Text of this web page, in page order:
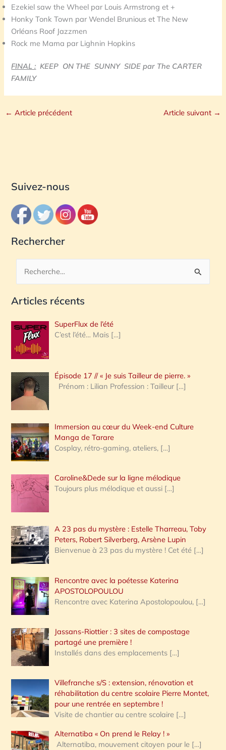
Ezekiel saw the Wheel par Louis Armstrong et +
Honky Tonk Town par Wendel Brunious et The New
Orléans Roof Jazzmen
Rock me Mama par Lighnin Hopkins
FINAL : KEEP ON THE SUNNY SIDE par The CARTER
FAMILY
← Article précédent Article suivant →
Suivez-nous
Rechercher
c
e
r
c
h
e
:
Articles récents
SuperFlux de l’été
C’est l’été… Mais […]
Épisode 17 // « Je suis Tailleur de pierre. »
Prénom : Lilian Profession : Tailleur […]
Immersion au cœur du Week-end Culture
Manga de Tarare
Cosplay, rétro-gaming, ateliers, […]
Caroline&Dede sur la ligne mélodique
Toujours plus mélodique et aussi […]
A 23 pas du mystère : Estelle Tharreau, Toby
Peters, Robert Silverberg, Arsène Lupin
Bienvenue à 23 pas du mystère ! Cet été […]
Rencontre avec la poétesse Katerina
APOSTOLOPOULOU
Rencontre avec Katerina Apostolopoulou, […]
Jassans-Riottier : 3 sites de compostage
partagé une première !
Installés dans des emplacements […]
Villefranche s/S : extension, rénovation et
réhabilitation du centre scolaire Pierre Montet,
pour une rentrée en septembre !
Visite de chantier au centre scolaire […]
Alternatiba « On prend le Relay ! »
Alternatiba, mouvement citoyen pour le […]